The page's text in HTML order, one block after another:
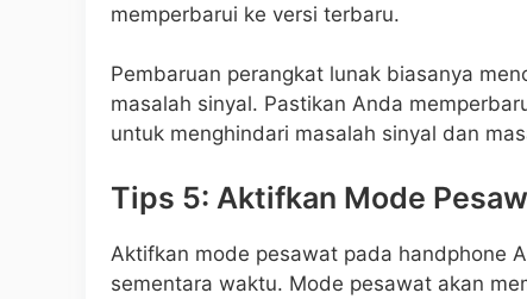
memperbarui ke versi terbaru.
Pembaruan perangkat lunak biasanya
masalah sinyal. Pastikan Anda
untuk menghindari masalah sinyal dan
Tips 5: Aktifkan Mode
Aktifkan mode pesawat pada handphone
sementara waktu. Mode pesawat akan